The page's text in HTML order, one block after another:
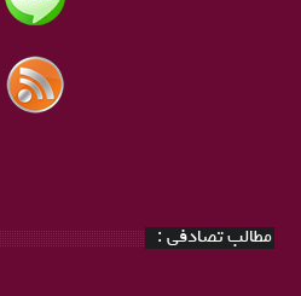
مطالب تصادفی :